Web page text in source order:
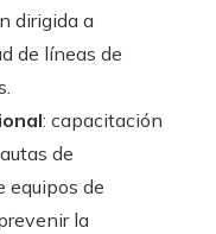
dirigida a
de líneas de
: capacitación
de
equipos de
la